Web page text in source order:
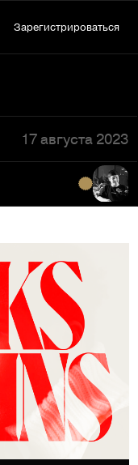
Зарегистрироваться
17 августа 2023